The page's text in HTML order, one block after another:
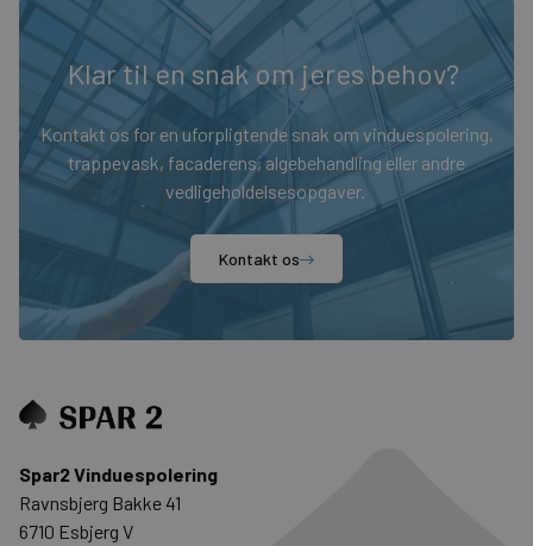
Klar til en snak om jeres behov?
Kontakt os for en uforpligtende snak om vinduespolering,
trappevask, facaderens, algebehandling eller andre
vedligeholdelsesopgaver.
Kontakt os
Spar2 Vinduespolering
Ravnsbjerg Bakke 41
6710 Esbjerg V